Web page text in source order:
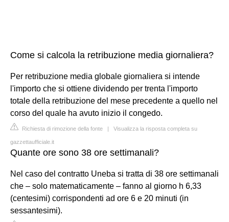
Come si calcola la retribuzione media giornaliera?
Per retribuzione media globale giornaliera si intende
l'importo che si ottiene dividendo per trenta l'importo
totale della retribuzione del mese precedente a quello nel
corso del quale ha avuto inizio il congedo.
Richiesta di rimozione della fonte | Visualizza la risposta completa su
gazzettaufficiale.it
Quante ore sono 38 ore settimanali?
Nel caso del contratto Uneba si tratta di 38 ore settimanali
che – solo matematicamente – fanno al giorno h 6,33
(centesimi) corrispondenti ad ore 6 e 20 minuti (in
sessantesimi).